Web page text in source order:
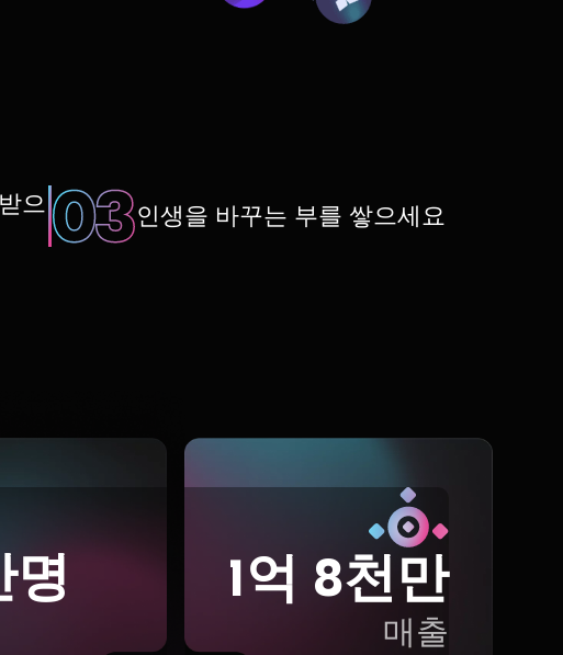
으 인생을 바꾸는 부를 쌓으세요
명 1억 8천만
매출